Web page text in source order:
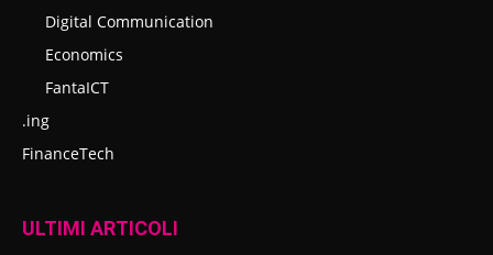
Digital Communication
Economics
FantaICT
.ing
FinanceTech
ULTIMI ARTICOLI